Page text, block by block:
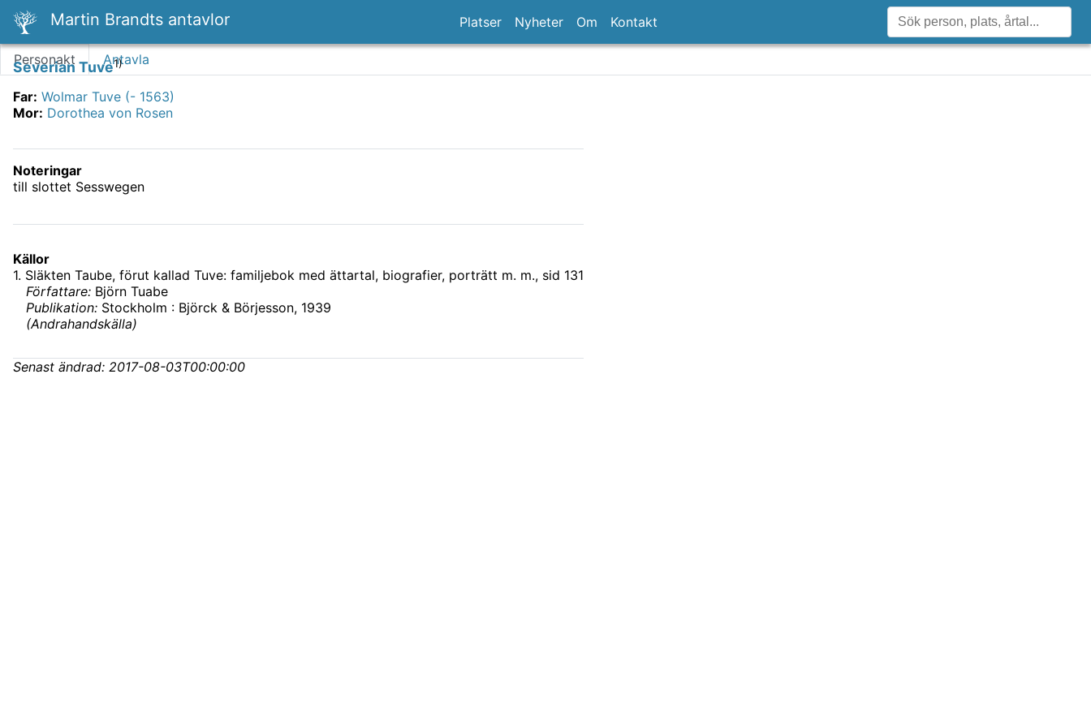
Martin Brandts antavlor Platser Nyheter Om Kontakt
Personakt Antavla
Severian Tuve1)
Far: Wolmar Tuve (- 1563)
Mor: Dorothea von Rosen
Noteringar
till slottet Sesswegen
Källor
1. Släkten Taube, förut kallad Tuve: familjebok med ättartal, biografier, porträtt m. m., sid 131
Författare: Björn Tuabe
Publikation: Stockholm : Björck & Börjesson, 1939
(Andrahandskälla)
Senast ändrad: 2017-08-03T00:00:00